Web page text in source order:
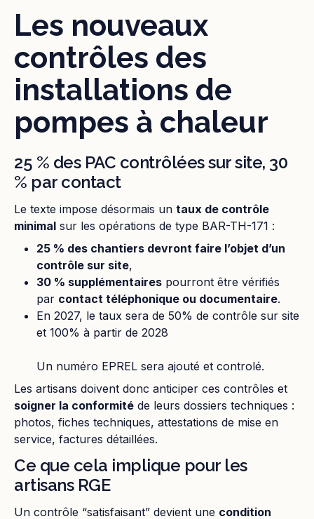
Les nouveaux
contrôles des
installations de
pompes à chaleur
25 % des PAC contrôlées sur site, 30
% par contact
Le texte impose désormais un taux de contrôle
minimal sur les opérations de type BAR-TH-171 :
25 % des chantiers devront faire l’objet d’un
contrôle sur site,
30 % supplémentaires pourront être vérifiés
par contact téléphonique ou documentaire.
En 2027, le taux sera de 50% de contrôle sur site
et 100% à partir de 2028
Un numéro EPREL sera ajouté et controlé.
Les artisans doivent donc anticiper ces contrôles et
soigner la conformité de leurs dossiers techniques :
photos, fiches techniques, attestations de mise en
service, factures détaillées.
Ce que cela implique pour les
artisans RGE
Un contrôle “satisfaisant” devient une condition